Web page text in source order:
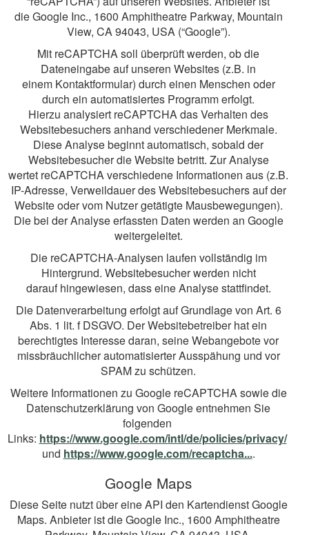
die Google Inc., 1600 Amphitheatre Parkway, Mountain
View, CA 94043, USA (“Google”).
Mit reCAPTCHA soll überprüft werden, ob die
Dateneingabe auf unseren Websites (z.B. in
einem Kontaktformular) durch einen Menschen oder
durch ein automatisiertes Programm erfolgt.
Hierzu analysiert reCAPTCHA das Verhalten des
Websitebesuchers anhand verschiedener Merkmale.
Diese Analyse beginnt automatisch, sobald der
Websitebesucher die Website betritt. Zur Analyse
wertet reCAPTCHA verschiedene Informationen aus (z.B.
IP-Adresse, Verweildauer des Websitebesuchers auf der
Website oder vom Nutzer getätigte Mausbewegungen).
Die bei der Analyse erfassten Daten werden an Google
weitergeleitet.
Die reCAPTCHA-Analysen laufen vollständig im
Hintergrund. Websitebesucher werden nicht
darauf hingewiesen, dass eine Analyse stattfindet.
Die Datenverarbeitung erfolgt auf Grundlage von Art. 6
Abs. 1 lit. f DSGVO. Der Websitebetreiber hat ein
berechtigtes Interesse daran, seine Webangebote vor
missbräuchlicher automatisierter Ausspähung und vor
SPAM zu schützen.
Weitere Informationen zu Google reCAPTCHA sowie die
Datenschutzerklärung von Google entnehmen Sie
folgenden
Links: https://www.google.com/intl/de/policies/privacy/
und https://www.google.com/recaptcha....
Google Maps
Diese Seite nutzt über eine API den Kartendienst Google
Maps. Anbieter ist die Google Inc., 1600 Amphitheatre